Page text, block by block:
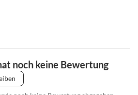
noch keine Bewertung